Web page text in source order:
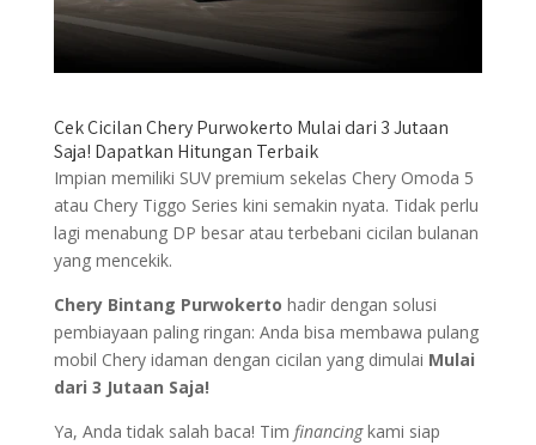
Cek Cicilan Chery Purwokerto Mulai dari 3 Jutaan
Saja! Dapatkan Hitungan Terbaik
Impian memiliki SUV premium sekelas Chery Omoda 5
atau Chery Tiggo Series kini semakin nyata. Tidak perlu
lagi menabung DP besar atau terbebani cicilan bulanan
yang mencekik.
Chery Bintang Purwokerto hadir dengan solusi
pembiayaan paling ringan: Anda bisa membawa pulang
mobil Chery idaman dengan cicilan yang dimulai Mulai
dari 3 Jutaan Saja!
Ya, Anda tidak salah baca! Tim financingkami siap